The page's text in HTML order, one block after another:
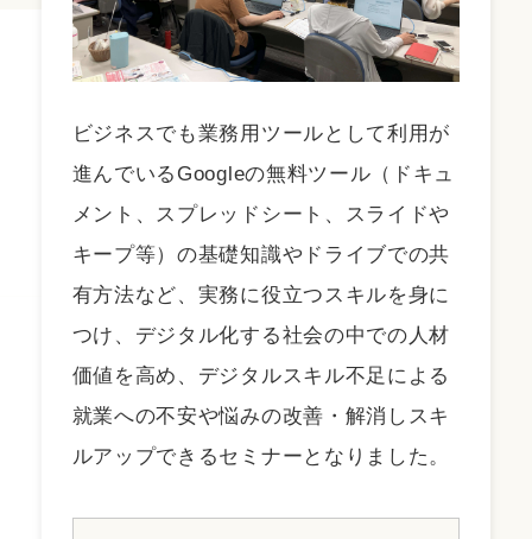
ビジネスでも業務用ツールとして利用が
進んでいるGoogleの無料ツール（ドキュ
メント、スプレッドシート、スライドや
キープ等）の基礎知識やドライブでの共
有方法など、実務に役立つスキルを身に
つけ、デジタル化する社会の中での人材
価値を高め、デジタルスキル不足による
就業への不安や悩みの改善・解消しスキ
ルアップできるセミナーとなりました。